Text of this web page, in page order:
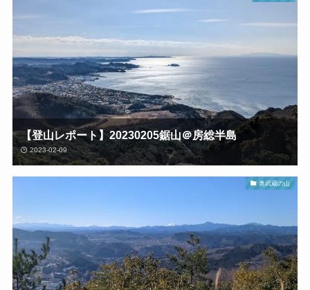
【登山レポート】20230205鋸山＠房総半島
2023-02-09
奥武蔵の山